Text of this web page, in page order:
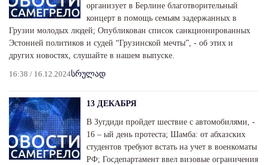
организует в Берлине благотворительный
концерт в помощь семьям задержанных в
Грузии молодых людей; Опубликован список санкционированных
Эстонией политиков и судей “Грузинской мечты”, - об этих и
других новостях, слушайте в нашем выпуске.
16:38 / 16.12.2024სრულად
13 ДЕКАБРЯ
В Зугдиди пройдет шествие с автомобилями, -
16 – ый день протеста; Шамба: от абхазских
студентов требуют встать на учет в военкоматы
РФ; Госдепартамент ввел визовые ограничения